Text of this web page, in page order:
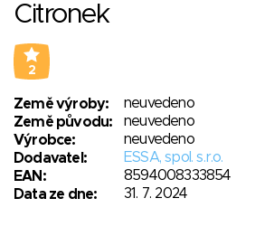
Citronek
2
Země výroby:
neuvedeno
Země původu:
neuvedeno
Výrobce:
neuvedeno
Dodavatel:
ESSA, spol. s.r.o.
EAN:
8594008333854
Data ze dne:
31. 7. 2024